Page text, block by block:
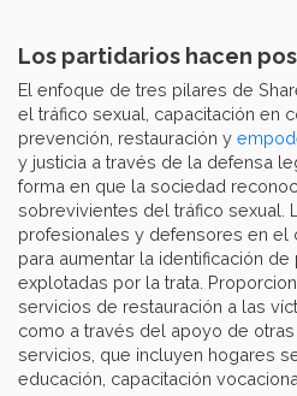
Los partidarios hacen
El enfoque de tres pilares de
el tráfico sexual, capacitación en
prevención, restauración y
y justicia a través de la defensa
forma en que la sociedad
sobrevivientes del tráfico sexual.
profesionales y defensores en el
para aumentar la identificación
explotadas por la trata.
servicios de restauración a las
como a través del apoyo de
servicios, que incluyen hogares
educación, capacitación